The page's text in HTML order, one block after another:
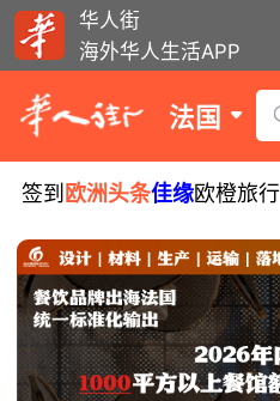
华人街
海外华人生活APP
法国
签到 欧洲头条佳缘欧橙旅行